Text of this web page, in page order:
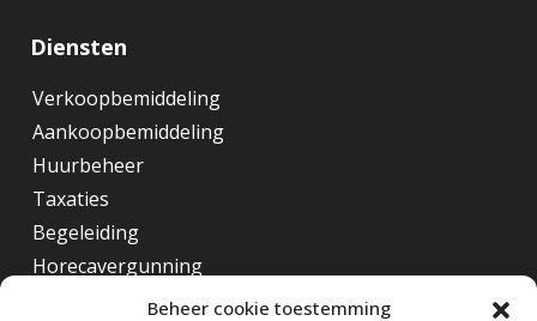
Beheer cookie toestemming
Diensten
Verkoopbemiddeling
Aankoopbemiddeling
Huurbeheer
Taxaties
Begeleiding
Horecavergunning